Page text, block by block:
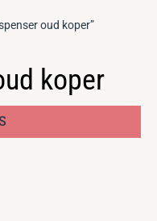
oud koper”
koper